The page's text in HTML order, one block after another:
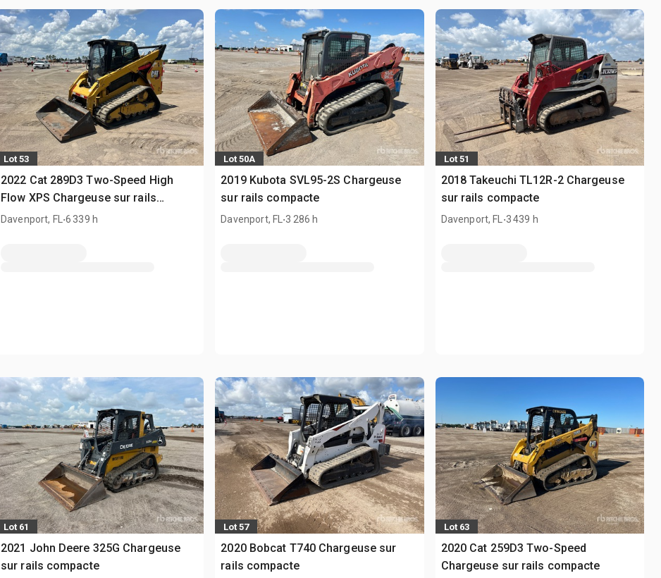
Lot 53
2022 Cat 289D3 Two-Speed High
Flow XPS Chargeuse sur rails
compacte
Davenport, FL.6 339 h
Lot 50A
2019 Kubota SVL95-2S Chargeuse
sur rails compacte
Davenport, FL.3 286 h
Lot 51
2018 Takeuchi TL12R-2 Chargeuse
sur rails compacte
Davenport, FL.3 439 h
Lot 61
2021 John Deere 325G Chargeuse
sur rails compacte
Lot 57
2020 Bobcat T740 Chargeuse sur
rails compacte
Lot 63
2020 Cat 259D3 Two-Speed
Chargeuse sur rails compacte